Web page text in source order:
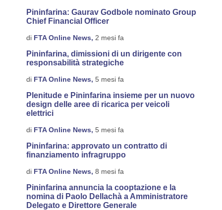
Pininfarina: Gaurav Godbole nominato Group
Chief Financial Officer
di FTA Online News, 2 mesi fa
Pininfarina, dimissioni di un dirigente con
responsabilità strategiche
di FTA Online News, 5 mesi fa
Plenitude e Pininfarina insieme per un nuovo
design delle aree di ricarica per veicoli
elettrici
di FTA Online News, 5 mesi fa
Pininfarina: approvato un contratto di
finanziamento infragruppo
di FTA Online News, 8 mesi fa
Pininfarina annuncia la cooptazione e la
nomina di Paolo Dellachà a Amministratore
Delegato e Direttore Generale